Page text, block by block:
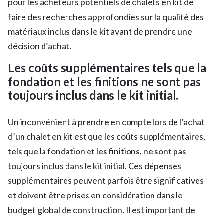
faire des recherches approfondies sur la qualité des
matériaux inclus dans le kit avant de prendre une
décision d’achat.
Les coûts supplémentaires tels que la
fondation et les finitions ne sont pas
toujours inclus dans le kit initial.
Un inconvénient à prendre en compte lors de l’achat
d’un chalet en kit est que les coûts supplémentaires,
tels que la fondation et les finitions, ne sont pas
toujours inclus dans le kit initial. Ces dépenses
supplémentaires peuvent parfois être significatives
et doivent être prises en considération dans le
budget global de construction. Il est important de